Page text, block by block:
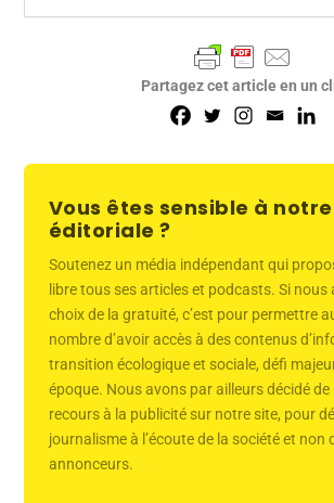
Partagez cet article en un
Vous êtes sensible à
éditoriale ?
Soutenez un média indépendant qui
libre tous ses articles et podcasts. Si nous
choix de la gratuité, c’est pour permettre
nombre d’avoir accès à des contenus
transition écologique et sociale, défi
époque. Nous avons par ailleurs décidé de
recours à la publicité sur notre site, pour
journalisme à l’écoute de la société et non
annonceurs.